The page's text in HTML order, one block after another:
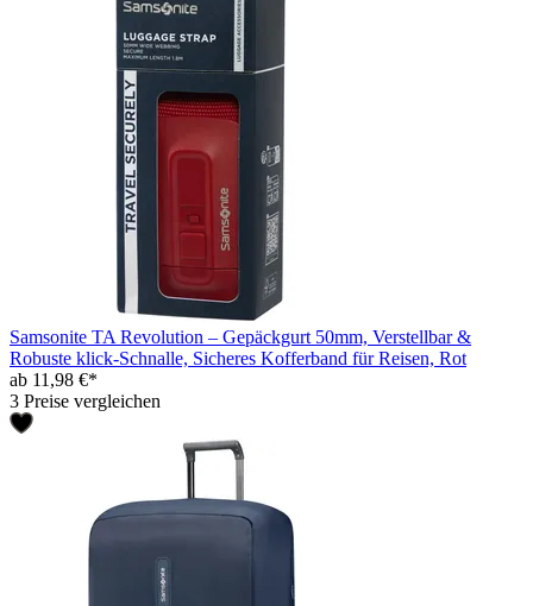
Samsonite TA Revolution – Gepäckgurt 50mm, Verstellbar &
Robuste klick-Schnalle, Sicheres Kofferband für Reisen, Rot
ab 11,98 €*
3 Preise vergleichen